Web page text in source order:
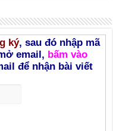
ký, sau đó nhập mã
email, bấm vào
để nhận bài viết